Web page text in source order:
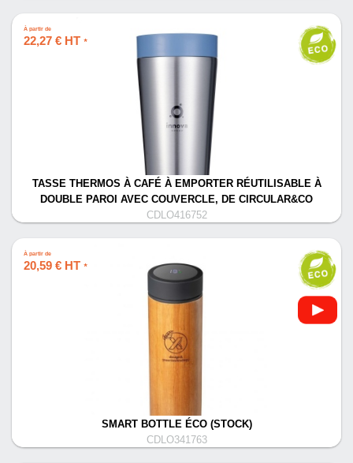
À partir de
22,27 € HT *
TASSE THERMOS À CAFÉ À EMPORTER RÉUTILISABLE À
DOUBLE PAROI AVEC COUVERCLE, DE CIRCULAR&CO
CDLO416752
À partir de
20,59 € HT *
SMART BOTTLE ÉCO (STOCK)
CDLO341763